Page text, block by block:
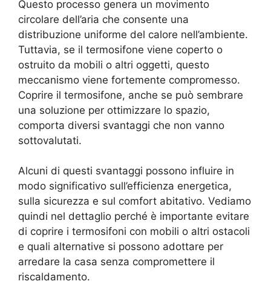
Questo processo genera un movimento
circolare dell’aria che consente una
distribuzione uniforme del calore nell’ambiente.
Tuttavia, se il termosifone viene coperto o
ostruito da mobili o altri oggetti, questo
meccanismo viene fortemente compromesso.
Coprire il termosifone, anche se può sembrare
una soluzione per ottimizzare lo spazio,
comporta diversi svantaggi che non vanno
sottovalutati.
Alcuni di questi svantaggi possono influire in
modo significativo sull’efficienza energetica,
sulla sicurezza e sul comfort abitativo. Vediamo
quindi nel dettaglio perché è importante evitare
di coprire i termosifoni con mobili o altri ostacoli
e quali alternative si possono adottare per
arredare la casa senza compromettere il
riscaldamento.